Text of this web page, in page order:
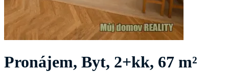
Pronájem, Byt, 2+kk, 67 m²